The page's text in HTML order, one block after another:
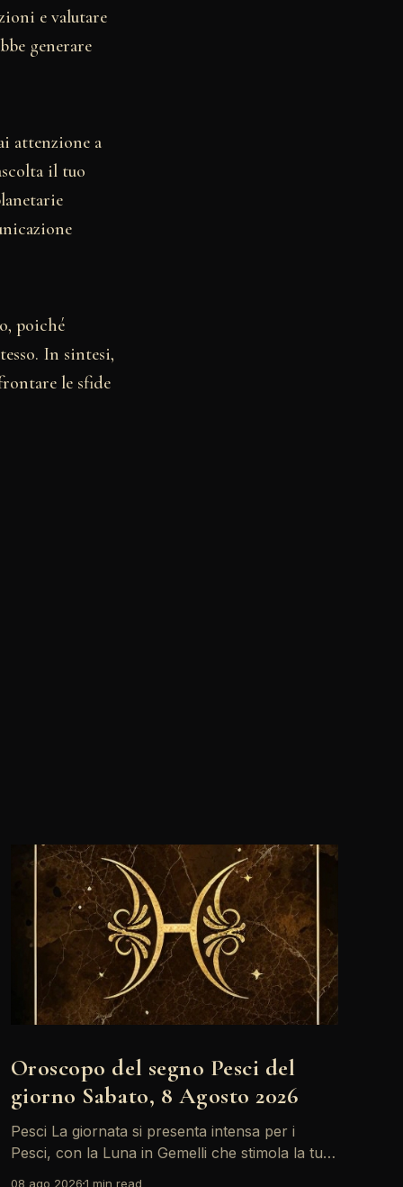
e valutare
generare
attenzione a
il tuo
poiché
In sintesi,
le sfide
Oroscopo del segno Pesci del
giorno Sabato, 8 Agosto 2026
Pesci La giornata si presenta intensa per i
Pesci, con la Luna in Gemelli che stimola la tua
08 ago 20261 min read